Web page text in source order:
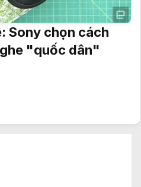
Sony chọn cách
"quốc dân"